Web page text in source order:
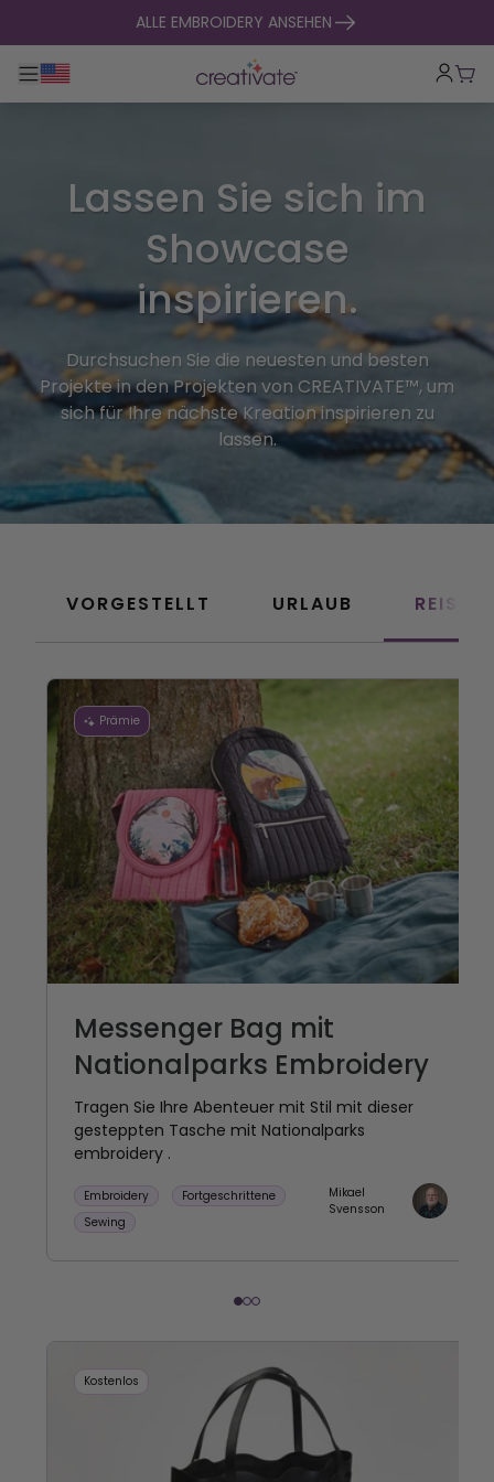
zum Inhalt springenALLE EMBROIDERY ANSEHEN
Hauptnavigation umklappen
Lassen Sie sich im
Showcase
inspirieren.
Durchsuchen Sie die neuesten und besten
Projekte in den Projekten von CREATIVATE™, um
sich für Ihre nächste Kreation inspirieren zu
lassen.
VORGESTELLT URLAUB REISE
Prämie
Messenger Bag mit
Nationalparks Embroidery
Tragen Sie Ihre Abenteuer mit Stil mit dieser
gesteppten Tasche mit Nationalparks
embroidery .
Embroidery
Fortgeschrittene
Sewing
Mikael
Svensson
Kostenlos